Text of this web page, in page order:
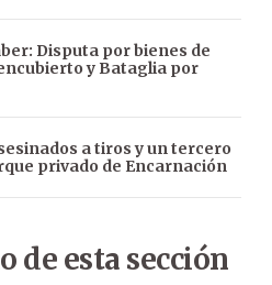
Disputa por bienes de
y Bataglia por
a tiros y un tercero
privado de Encarnación
de esta sección